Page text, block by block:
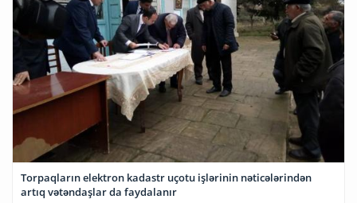
Torpaqların elektron kadastr uçotu işlərinin nəticələrindən
artıq vətəndaşlar da faydalanır